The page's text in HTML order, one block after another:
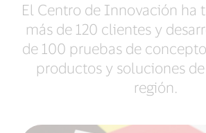
El Centro de Innovación ha
más de 120 clientes y
de 100 pruebas de
productos y soluciones
región.